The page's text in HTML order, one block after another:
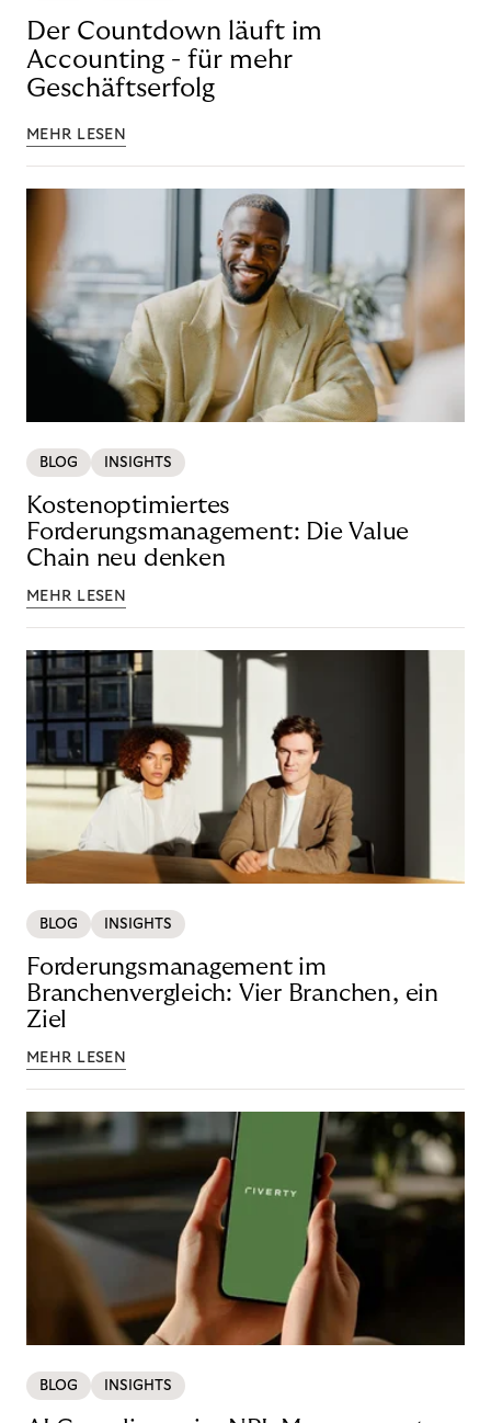
Der Countdown läuft im
Accounting - für mehr
Geschäftserfolg
MEHR LESEN
BLOG INSIGHTS
Kostenoptimiertes
Forderungsmanagement: Die Value
Chain neu denken
MEHR LESEN
BLOG INSIGHTS
Forderungsmanagement im
Branchenvergleich: Vier Branchen, ein
Ziel
MEHR LESEN
BLOG INSIGHTS